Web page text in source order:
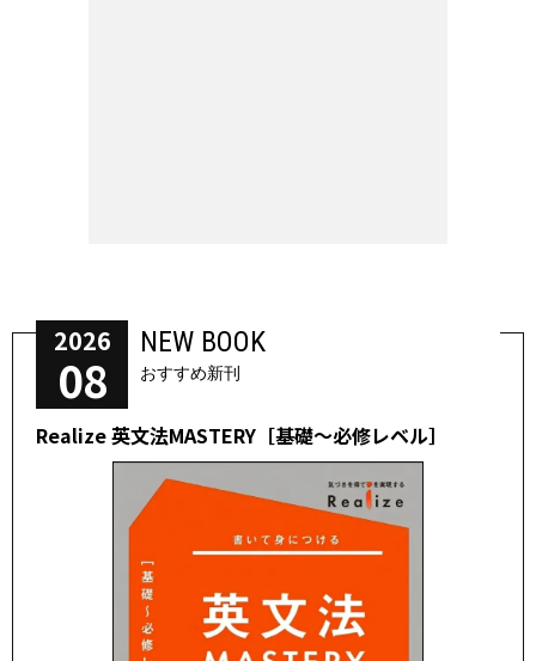
2026
08
NEW BOOK
おすすめ新刊
Realize 英文法MASTERY［基礎～必修レベル］